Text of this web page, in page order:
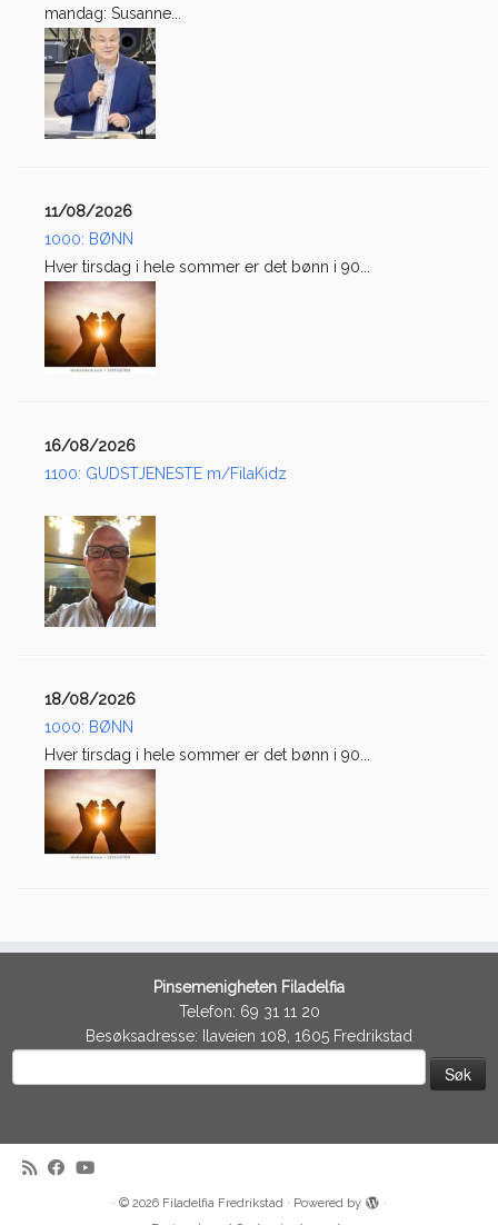
mandag: Susanne...
11/08/2026
1000: BØNN
Hver tirsdag i hele sommer er det bønn i 90...
16/08/2026
1100: GUDSTJENESTE m/FilaKidz
18/08/2026
1000: BØNN
Hver tirsdag i hele sommer er det bønn i 90...
Pinsemenigheten Filadelfia
Telefon: 69 31 11 20
Besøksadresse: Ilaveien 108, 1605 Fredrikstad
etter:
· © 2026 Filadelfia Fredrikstad · Powered by
·